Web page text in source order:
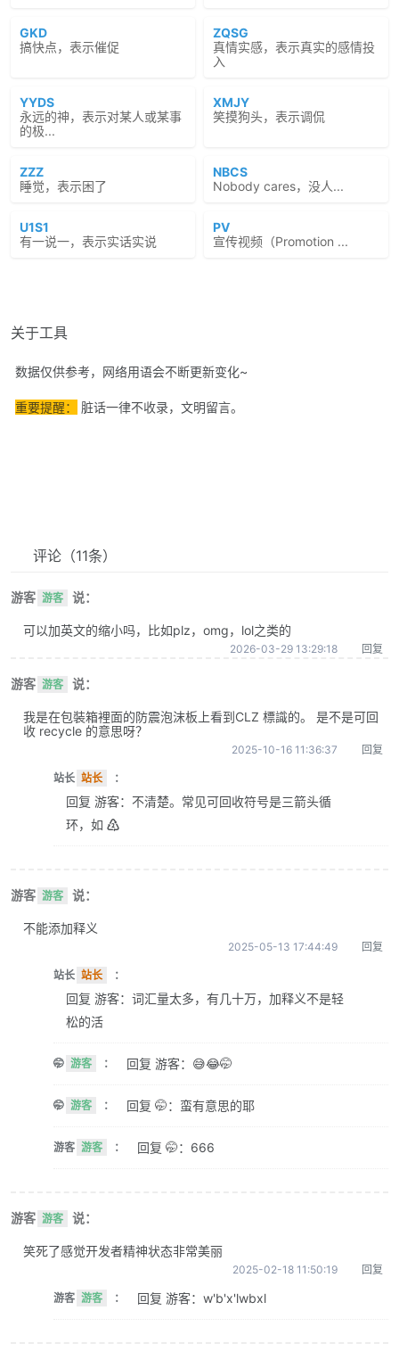
GKD
搞快点，表示催促
ZQSG
真情实感，表示真实的感情投
入
YYDS
永远的神，表示对某人或某事
的极...
XMJY
笑摸狗头，表示调侃
ZZZ
睡觉，表示困了
NBCS
Nobody cares，没人...
U1S1
有一说一，表示实话实说
PV
宣传视频（Promotion ...
关于工具
数据仅供参考，网络用语会不断更新变化~
重要提醒： 脏话一律不收录，文明留言。
评论 （11条）
游客 游客 说：
可以加英文的缩小吗，比如plz，omg，lol之类的
2026-03-29 13:29:18 回复
游客 游客 说：
我是在包裝箱裡面的防震泡沫板上看到CLZ 標識的。 是不是可回
收 recycle 的意思呀？
2025-10-16 11:36:37 回复
站长 站长 ：
回复 游客：不清楚。常见可回收符号是三箭头循
环，如 ♴
游客 游客 说：
不能添加释义
2025-05-13 17:44:49 回复
站长 站长 ：
回复 游客：词汇量太多，有几十万，加释义不是轻
松的活
🤭 游客 ： 回复 游客：😅😂🤭
🤭 游客 ： 回复 🤭：蛮有意思的耶
游客 游客 ： 回复 🤭：666
游客 游客 说：
笑死了感觉开发者精神状态非常美丽
2025-02-18 11:50:19 回复
游客 游客 ： 回复 游客：w'b'x'lwbxl